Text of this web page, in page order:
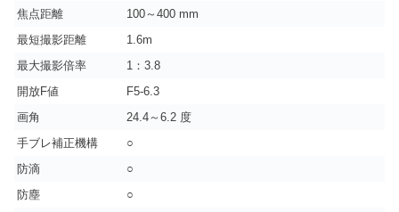
焦点距離
100～400 mm
最短撮影距離
1.6m
最大撮影倍率
1：3.8
開放F値
F5-6.3
画角
24.4～6.2 度
手ブレ補正機構
○
防滴
○
防塵
○